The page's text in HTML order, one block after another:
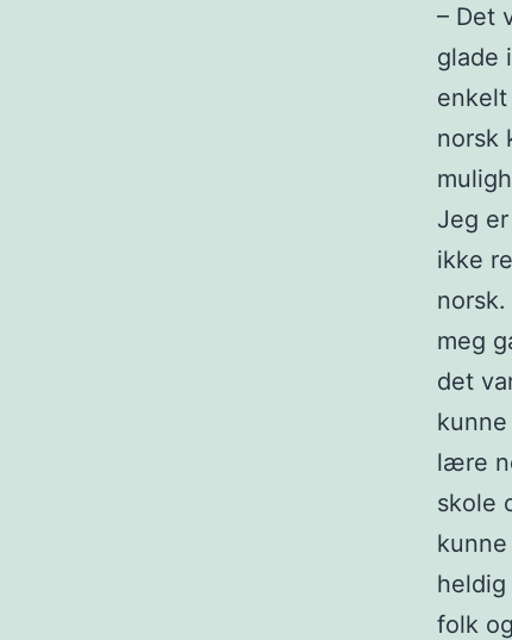
– Det
glade
norsk
Jeg
ikke
meg
det
lære
skole
folk